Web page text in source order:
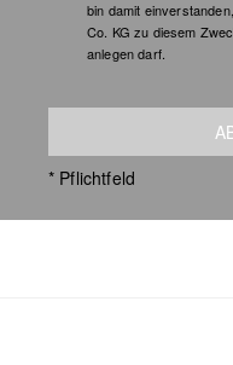
bin damit
Co. KG zu diesem
anlegen darf.
* Pflichtfeld